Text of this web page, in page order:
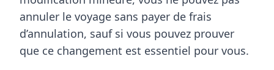
annuler le voyage sans payer de frais
d’annulation, sauf si vous pouvez prouver
que ce changement est essentiel pour vous.